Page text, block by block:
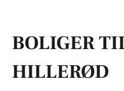
BOLIGER
HILLERØD